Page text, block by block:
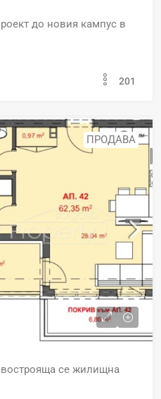
до новия кампус в
201
ПРОДАВА
се жилищна